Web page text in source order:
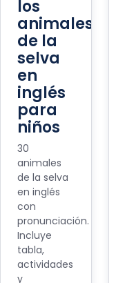
los
animales
de la
selva
en
inglés
para
niños
30
animales
de la selva
en inglés
con
pronunciación.
Incluye
tabla,
actividades
y